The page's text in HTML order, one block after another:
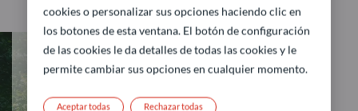
cookies o personalizar sus opciones haciendo clic en
los botones de esta ventana. El botón de configuración
de las cookies le da detalles de todas las cookies y le
permite cambiar sus opciones en cualquier momento.
Rechazar todas
Aceptar todas